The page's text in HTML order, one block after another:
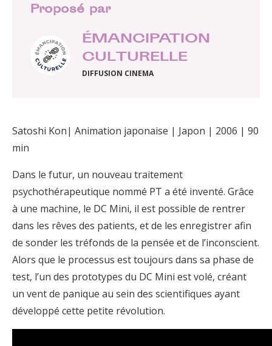
Proposé par
ÉMANCIPATION
CULTURELLE
DIFFUSION CINEMA
Satoshi Kon| Animation japonaise | Japon | 2006 | 90
min
Dans le futur, un nouveau traitement
psychothérapeutique nommé PT a été inventé. Grâce
à une machine, le DC Mini, il est possible de rentrer
dans les rêves des patients, et de les enregistrer afin
de sonder les tréfonds de la pensée et de l’inconscient.
Alors que le processus est toujours dans sa phase de
test, l’un des prototypes du DC Mini est volé, créant
un vent de panique au sein des scientifiques ayant
développé cette petite révolution.